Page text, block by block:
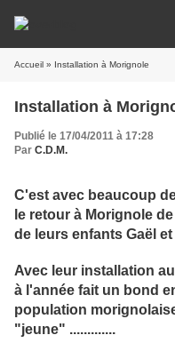
Accueil » Installation à Morignole
Installation à
Publié le 17/04/2011 à 17:28
Par C.D.M.
C'est avec beaucoup
le retour à Morignole
de leurs enfants Gaël
Avec leur installation
à l'année fait un bond
population
"jeune" .............